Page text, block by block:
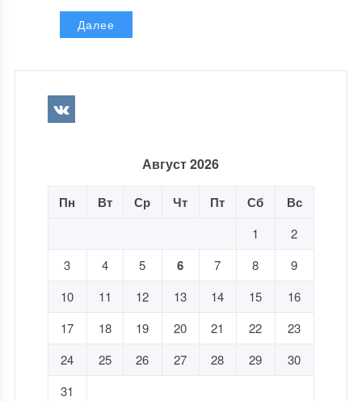
Далее
Август 2026
Пн Вт Ср Чт Пт Сб Вс
1
2
3
4 5 6 7 8
9
10
11 12 13 14 15
16
17
18 19 20 21 22
23
24
25 26 27 28 29
30
31